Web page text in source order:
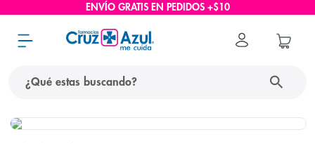
ENVÍO GRATIS EN PEDIDOS +$10
términos más buscados